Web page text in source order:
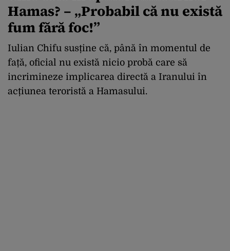
Hamas? – „Probabil că nu există
fum fără foc!”
Iulian Chifu susține că, până în momentul de
față, oficial nu există nicio probă care să
incrimineze implicarea directă a Iranului în
acțiunea teroristă a Hamasului.